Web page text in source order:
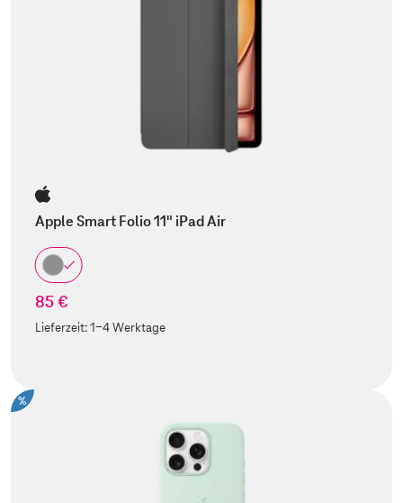
Apple Smart Folio 11" iPad Air
85 €
Lieferzeit:1-4 Werktage
%